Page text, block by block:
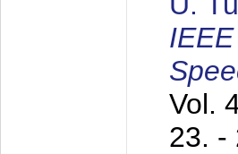
Vol.
23. -